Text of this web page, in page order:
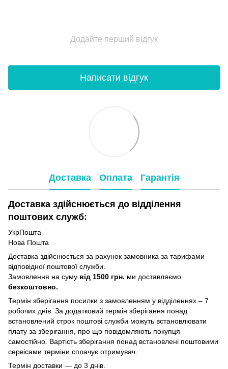
Додайте перший відгук
Написати відгук
Доставка Оплата Гарантія
Доставка здійснюється до відділення
поштових служб:
УкрПошта
Нова Пошта
Доставка здійснюється за рахунок замовника за тарифами
відповідної поштової служби.
Замовлення на суму від 1500 грн. ми доставляємо
безкоштовно.
Термін зберігання посилки з замовленням у відділеннях – 7
робочих днів. За додатковий термін зберігання понад
встановлений строк поштові служби можуть встановлювати
плату за зберігання, про що повідомляють покупця
самостійно. Вартість зберігання понад вcтановлені поштовими
сервісами терміни сплачує отримувач.
Термін доставки — до 3 днів.